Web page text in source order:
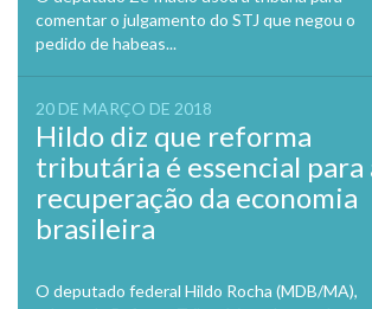
comentar o julgamento do STJ que negou o
pedido de habeas...
20 DE MARÇO DE 2018
Hildo diz que reforma
tributária é essencial para
recuperação da economia
brasileira
O deputado federal Hildo Rocha (MDB/MA),